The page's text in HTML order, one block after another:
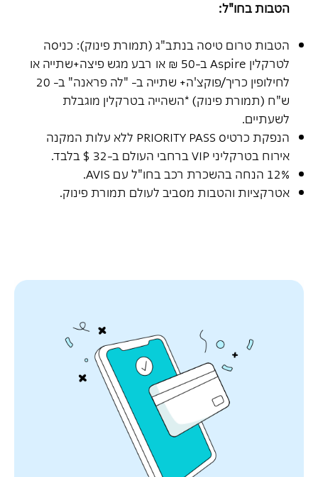
הטבות בחו"ל:
הטבות טרום טיסה בנתב"ג (תמורת פינוק): כניסה
לטרקלין Aspire ב-50 ₪ או רבע מגש פיצה+שתייה או
לחילופין כריך/פוקצ'ה+ שתייה ב- "לה פראנה" ב- 20
ש"ח (תמורת פינוק) *השהייה בטרקלין מוגבלת
לשעתיים.
הנפקת כרטיס PRIORITY PASS ללא עלות המקנה
אירוח בטרקליני VIP ברחבי העולם ב-32 $ בלבד.
12% הנחה בהשכרת רכב בחו"ל עם AVIS.
אטרקציות והטבות מסביב לעולם תמורת פינוק.